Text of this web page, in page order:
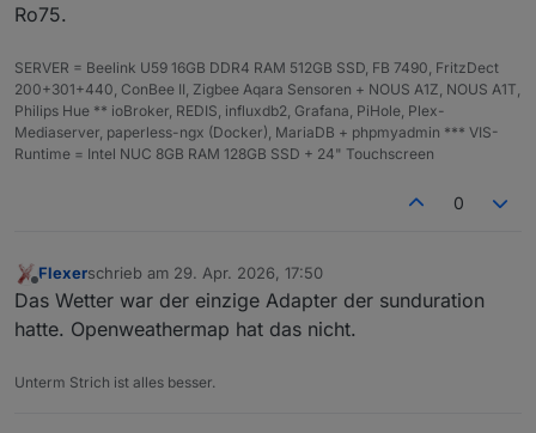
Ro75.
SERVER = Beelink U59 16GB DDR4 RAM 512GB SSD, FB 7490, FritzDect
200+301+440, ConBee II, Zigbee Aqara Sensoren + NOUS A1Z, NOUS A1T,
Philips Hue ** ioBroker, REDIS, influxdb2, Grafana, PiHole, Plex-
Mediaserver, paperless-ngx (Docker), MariaDB + phpmyadmin *** VIS-
Runtime = Intel NUC 8GB RAM 128GB SSD + 24" Touchscreen
0
Offline
Flexerschrieb am 29. Apr. 2026, 17:50
zuletzt editiert von
Das Wetter war der einzige Adapter der sunduration
hatte. Openweathermap hat das nicht.
Unterm Strich ist alles besser.